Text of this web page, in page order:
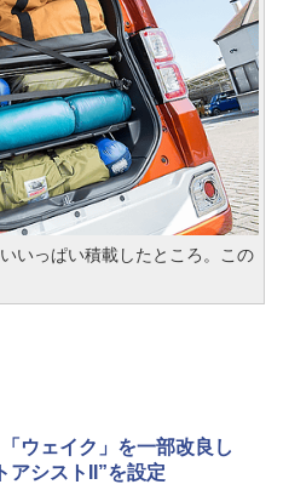
いっぱい積載したところ。この
ウェイク」を一部改良し
アシストII”を設定